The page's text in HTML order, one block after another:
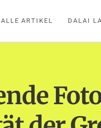
ALLE ARTIKEL DALAI